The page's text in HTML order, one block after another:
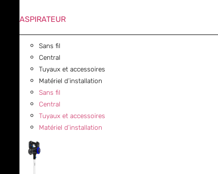
ASPIRATEUR
Sans fil
Central
Tuyaux et accessoires
Matériel d’installation
Sans fil
Central
Tuyaux et accessoires
Matériel d’installation